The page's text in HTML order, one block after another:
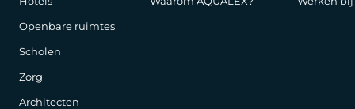
Openbare ruimtes
Scholen
Zorg
Architecten